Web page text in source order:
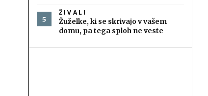
ŽIVALI
Žuželke, ki se skrivajo v vašem
domu, pa tega sploh ne veste